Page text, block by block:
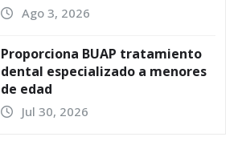
Ago 3, 2026
Proporciona BUAP tratamiento
dental especializado a menores
de edad
Jul 30, 2026